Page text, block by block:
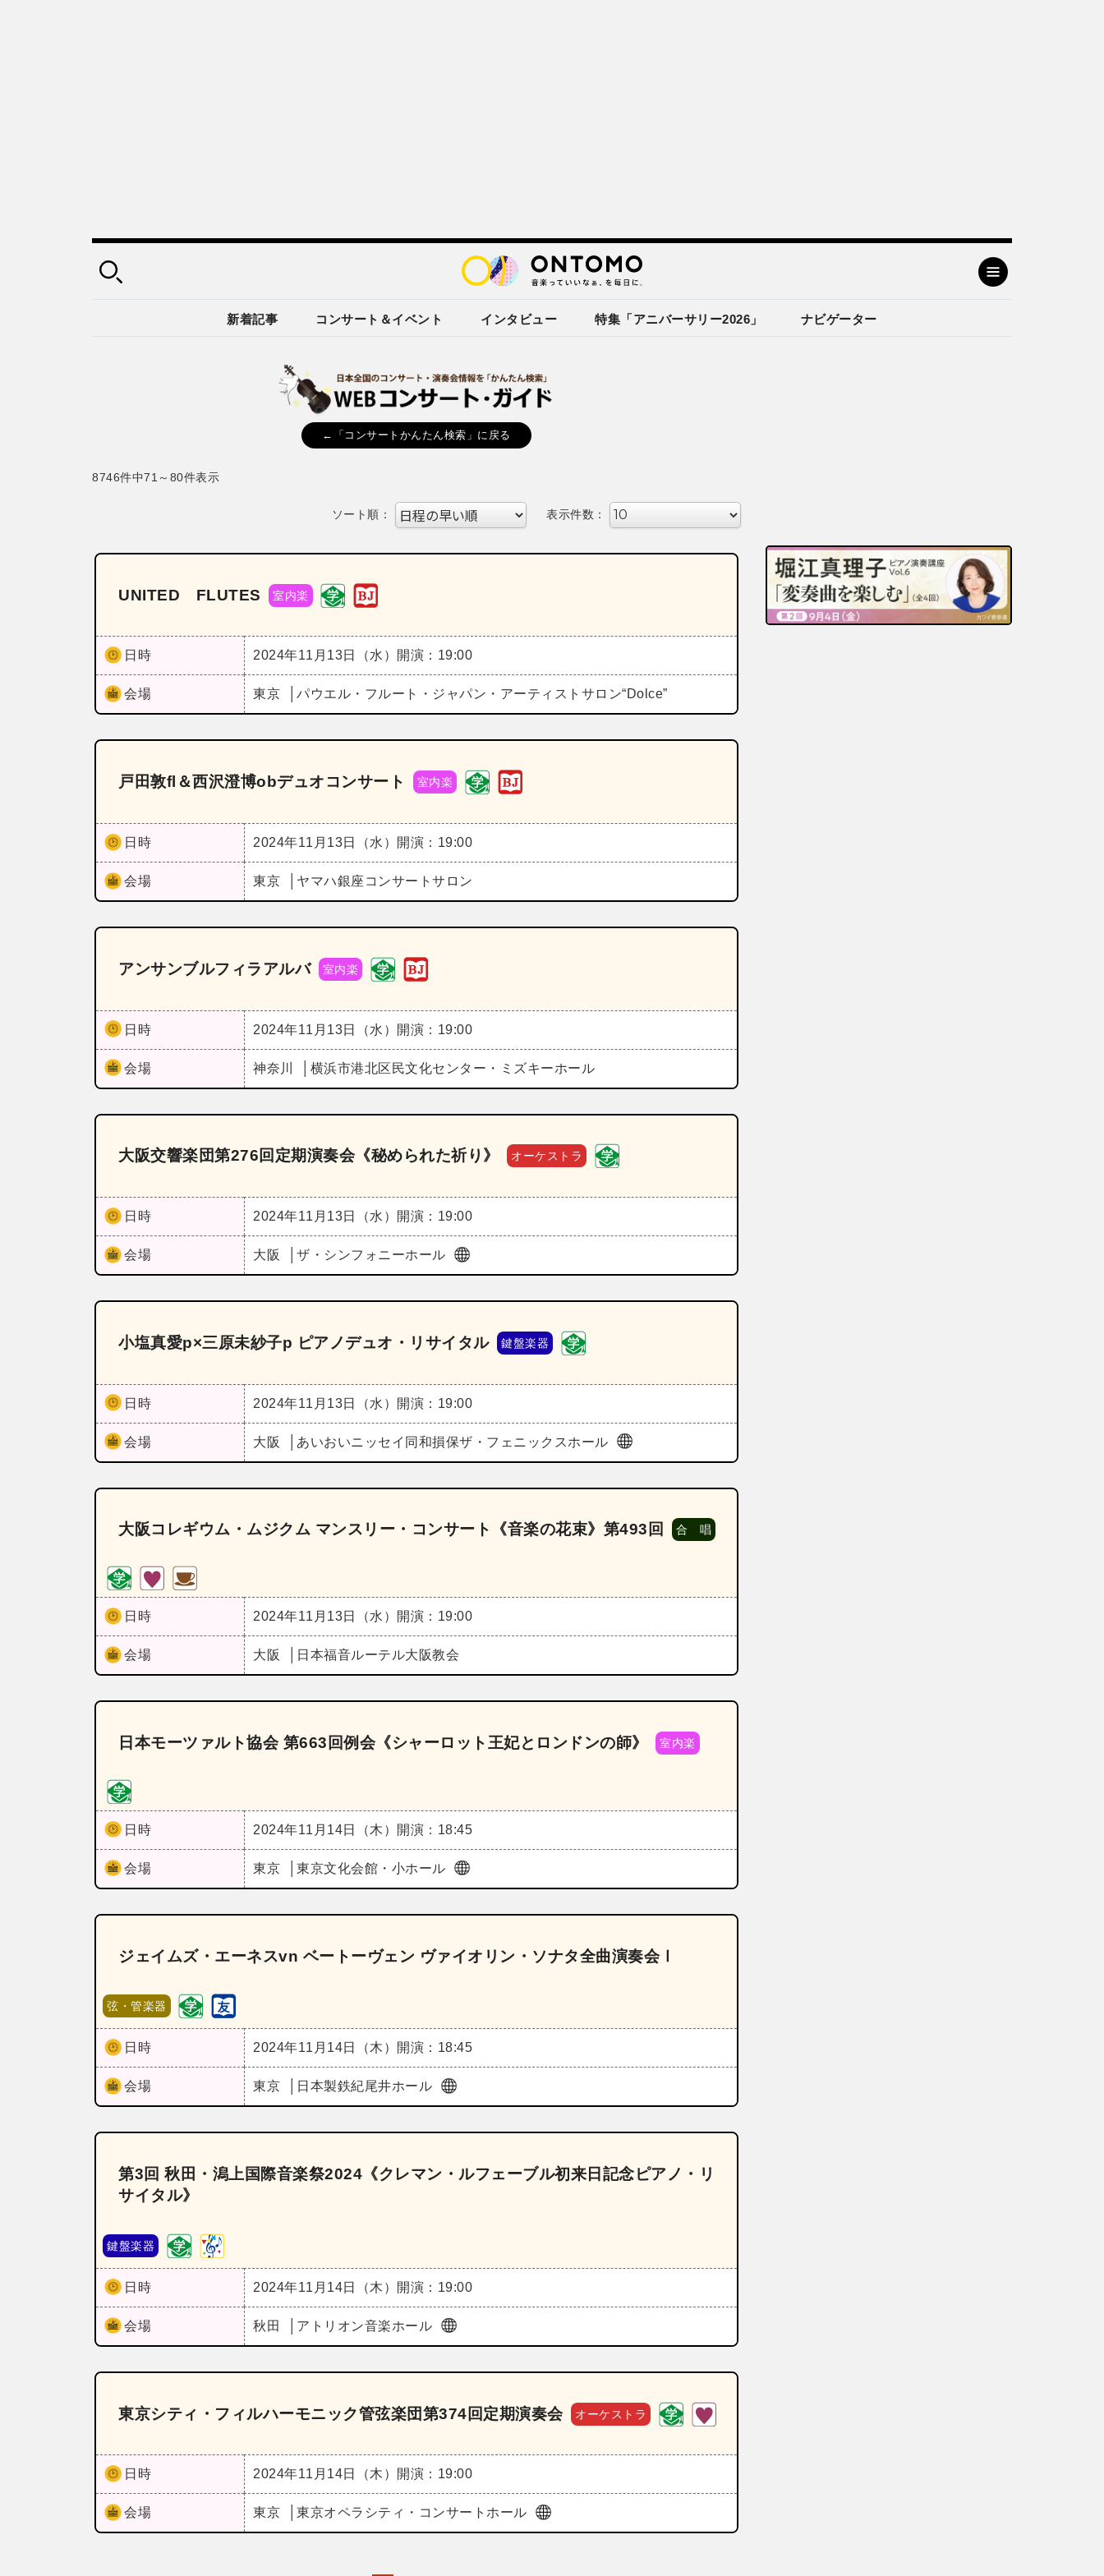
新着記事 コンサート＆イベント インタビュー 特集「アニバーサリー2026」 ナビゲーター
←「コンサートかんたん検索」に戻る
8746件中71～80件表示
ソート順： 表示件数：
UNITED FLUTES 室内楽
日時 2024年11月13日（水） 開演：19:00
会場 東京 パウエル・フルート・ジャパン・アーティストサロン“Dolce”
戸田敦fl＆西沢澄博obデュオコンサート 室内楽
日時 2024年11月13日（水） 開演：19:00
会場 東京 ヤマハ銀座コンサートサロン
アンサンブルフィラアルバ 室内楽
日時 2024年11月13日（水） 開演：19:00
会場 神奈川 横浜市港北区民文化センター・ミズキーホール
大阪交響楽団第276回定期演奏会《秘められた祈り》 オーケストラ
日時 2024年11月13日（水） 開演：19:00
会場 大阪 ザ・シンフォニーホール
小塩真愛p×三原未紗子p ピアノデュオ・リサイタル 鍵盤楽器
日時 2024年11月13日（水） 開演：19:00
会場 大阪 あいおいニッセイ同和損保ザ・フェニックスホール
大阪コレギウム・ムジクム マンスリー・コンサート《音楽の花束》第493回 合 唱
日時 2024年11月13日（水） 開演：19:00
会場 大阪 日本福音ルーテル大阪教会
日本モーツァルト協会 第663回例会《シャーロット王妃とロンドンの師》 室内楽
日時 2024年11月14日（木） 開演：18:45
会場 東京 東京文化会館・小ホール
ジェイムズ・エーネスvn ベートーヴェン ヴァイオリン・ソナタ全曲演奏会Ⅰ
弦・管楽器
日時 2024年11月14日（木） 開演：18:45
会場 東京 日本製鉄紀尾井ホール
第3回 秋田・潟上国際音楽祭2024《クレマン・ルフェーブル初来日記念ピアノ・リ
サイタル》
鍵盤楽器
日時 2024年11月14日（木） 開演：19:00
会場 秋田 アトリオン音楽ホール
東京シティ・フィルハーモニック管弦楽団第374回定期演奏会 オーケストラ
日時 2024年11月14日（木） 開演：19:00
会場 東京 東京オペラシティ・コンサートホール